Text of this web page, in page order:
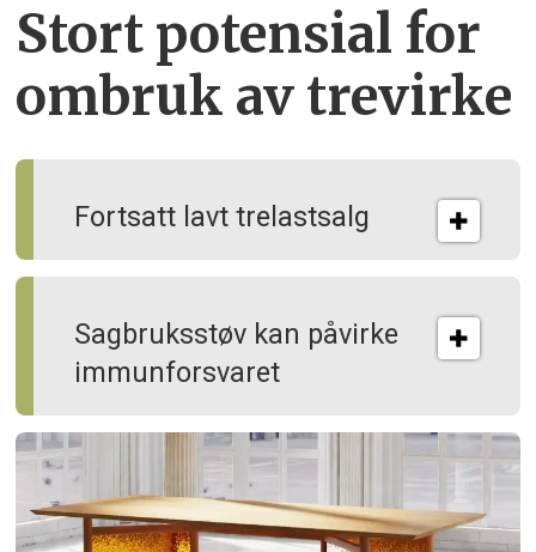
Stort potensial for
ombruk av tre­virke
Fortsatt lavt trelastsalg
Sagbruksstøv kan på­virke
immun­forsvaret